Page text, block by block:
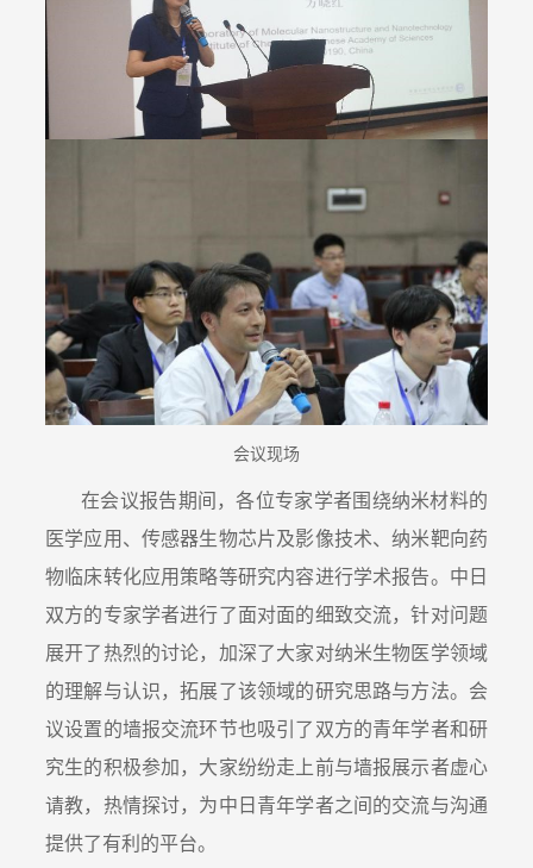
会议现场
在会议报告期间，各位专家学者围绕纳米材料的
医学应用、传感器生物芯片及影像技术、纳米靶向药
物临床转化应用策略等研究内容进行学术报告。中日
双方的专家学者进行了面对面的细致交流，针对问题
展开了热烈的讨论，加深了大家对纳米生物医学领域
的理解与认识，拓展了该领域的研究思路与方法。会
议设置的墙报交流环节也吸引了双方的青年学者和研
究生的积极参加，大家纷纷走上前与墙报展示者虚心
请教，热情探讨，为中日青年学者之间的交流与沟通
提供了有利的平台。